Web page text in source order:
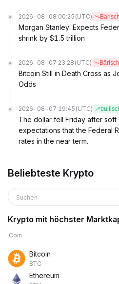
2026-08-08 00:25 (UTC) Bärisch
Morgan Stanley: Expects
shrink by $1.5 trillion
2026-08-07 23:28 (UTC) Bärisch
Bitcoin Still in Death Cross as
Odds
2026-08-07 19:45 (UTC)
The dollar fell Friday after
expectations that the Federal
rates in the near term.
Beliebteste Krypto
Suchen
Krypto mit höchster
Coin
Bitcoin
BTC
Ethereum